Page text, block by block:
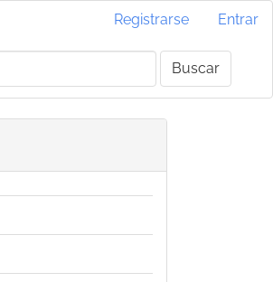
Registrarse Entrar
Buscar